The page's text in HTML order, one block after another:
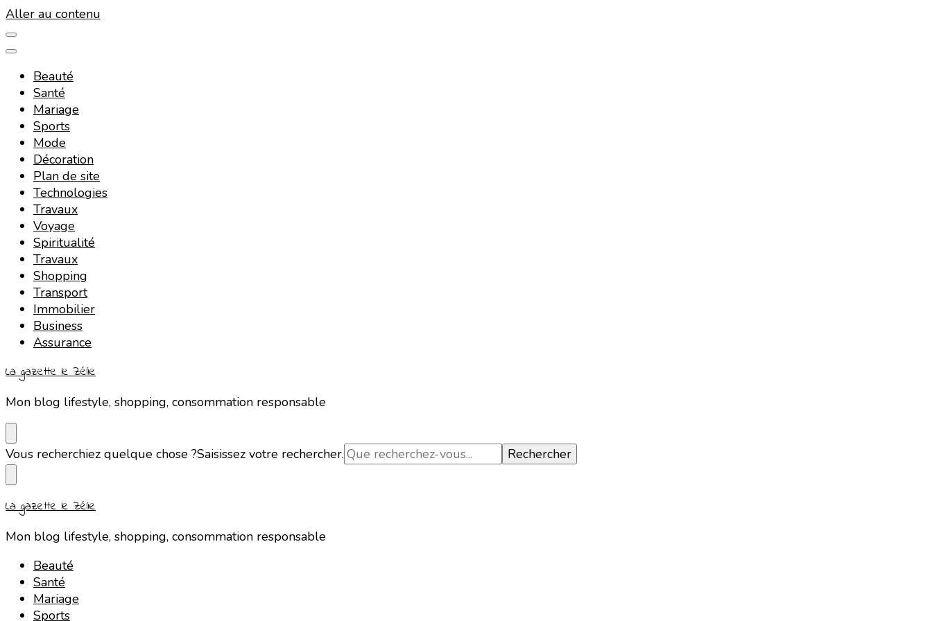
Aller au contenu
Beauté
Santé
Mariage
Sports
Mode
Décoration
Plan de site
Technologies
Travaux
Voyage
Spiritualité
Travaux
Shopping
Transport
Immobilier
Business
Assurance
La gazette le Zélie
Mon blog lifestyle, shopping, consommation responsable
Vous recherchiez quelque chose ?Saisissez votre rechercher.
La gazette le Zélie
Mon blog lifestyle, shopping, consommation responsable
Beauté
Santé
Mariage
Sports